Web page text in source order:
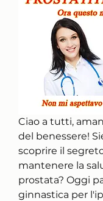
Ciao a tutti,
del benessere!
scoprire il
mantenere la
prostata? Oggi
ginnastica per